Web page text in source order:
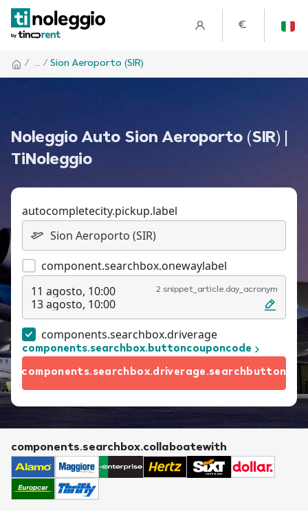
€
/ ... / Sion Aeroporto (SIR)
Noleggio Auto Sion Aeroporto (SIR) |
TiNoleggio
autocompletecity.pickup.label
component.searchbox.onewaylabel
11 agosto, 10:00
13 agosto, 10:00
2 snippet_article.day_acronym
components.searchbox.driverage
components.searchbox.buttoncouponcode
components.searchbox.driverage.searchbutton
components.searchbox.collaboatewith